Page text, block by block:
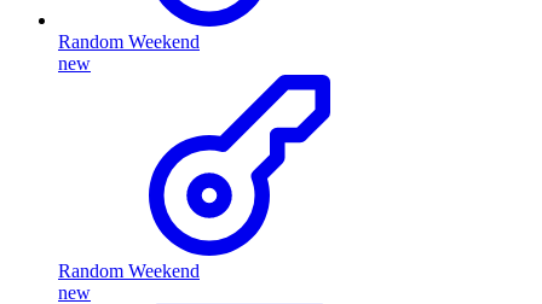
Random Weekend
new
Random Weekend
new